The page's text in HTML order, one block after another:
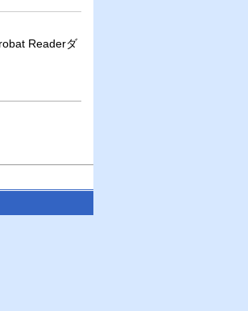
Readerダ